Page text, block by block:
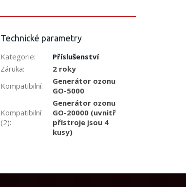
Technické parametry
Kategorie:
Příslušenství
Záruka:
2 roky
Kompatibilní:
Generátor ozonu
GO-5000
Kompatibilní
(2):
Generátor ozonu
GO-20000 (uvnitř
přístroje jsou 4
kusy)